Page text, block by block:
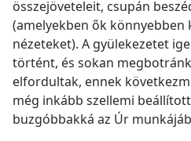
összejöveteleit, csupán
(amelyekben ők könnyebben
nézeteket). A gyülekezetet
történt, és sokan
elfordultak, ennek
még inkább szellemi
buzgóbbakká az Úr